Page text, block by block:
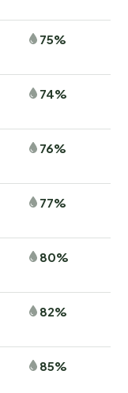
75%
74%
76%
77%
80%
82%
85%